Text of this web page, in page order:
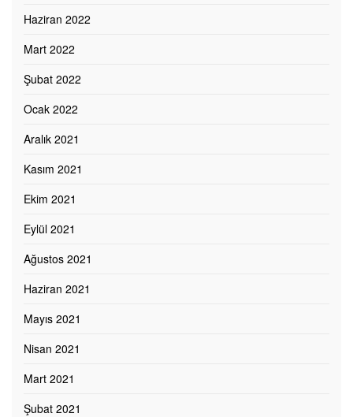
Haziran 2022
Mart 2022
Şubat 2022
Ocak 2022
Aralık 2021
Kasım 2021
Ekim 2021
Eylül 2021
Ağustos 2021
Haziran 2021
Mayıs 2021
Nisan 2021
Mart 2021
Şubat 2021